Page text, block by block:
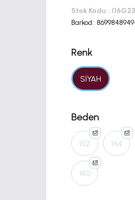
Stok Kodu
Barkod :
Renk
SİYAH
Beden
152 164
140